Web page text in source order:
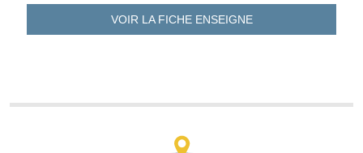
VOIR LA FICHEENSEIGNE